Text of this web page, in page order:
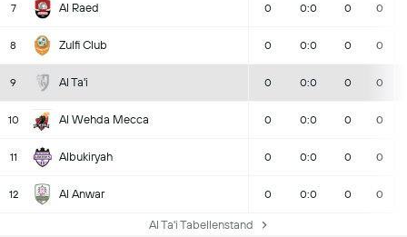
7 Al Raed 0 0:0 0 0
8 Zulfi Club 0 0:0 0 0
9 Al Ta'i 0 0:0 0 0
10 Al Wehda Mecca 0 0:0 0 0
11 Albukiryah 0 0:0 0 0
12 Al Anwar 0 0:0 0 0
Al Ta'i Tabellenstand